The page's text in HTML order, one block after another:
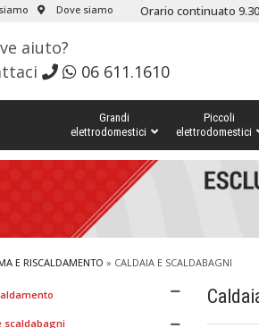
Dove siamo Orario continuato
aiuto?
06 611.1610
Grandi
elettrodomestici
Piccoli
elettrodomestici
E RISCALDAMENTO » CALDAIA E SCALDABAGNI
scaldabagni